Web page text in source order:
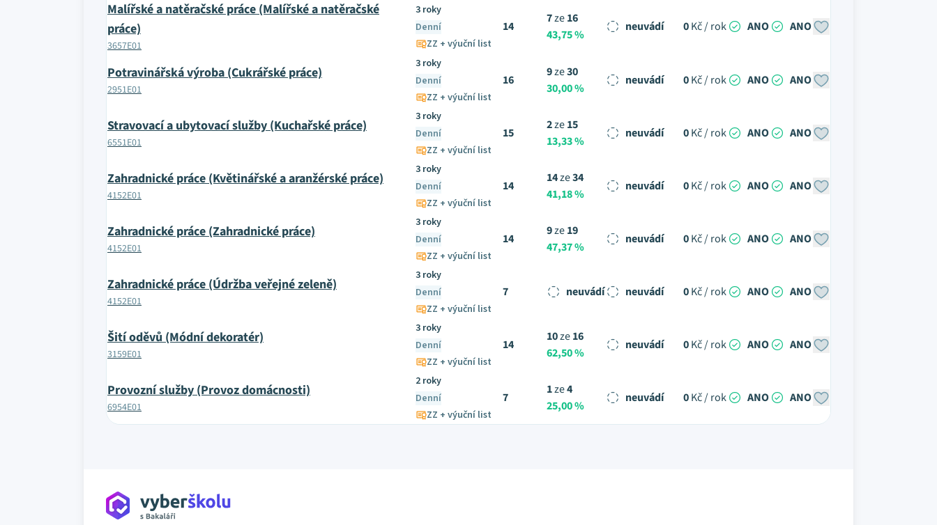
Malířské a natěračské práce (Malířské a natěračské
práce)
3657E01
3 roky
Denní
ZZ + výuční list
14
7ze16
43,75 %
neuvádí 0Kč / rok ANO ANO
Potravinářská výroba (Cukrářské práce)
2951E01
3 roky
Denní
ZZ + výuční list
16
9ze30
30,00 %
neuvádí 0Kč / rok ANO ANO
Stravovací a ubytovací služby (Kuchařské práce)
6551E01
3 roky
Denní
ZZ + výuční list
15
2ze15
13,33 %
neuvádí 0Kč / rok ANO ANO
Zahradnické práce (Květinářské a aranžérské práce)
4152E01
3 roky
Denní
ZZ + výuční list
14
14ze34
41,18 %
neuvádí 0Kč / rok ANO ANO
Zahradnické práce (Zahradnické práce)
4152E01
3 roky
Denní
ZZ + výuční list
14
9ze19
47,37 %
neuvádí 0Kč / rok ANO ANO
Zahradnické práce (Údržba veřejné zeleně)
4152E01
3 roky
Denní
ZZ + výuční list
7 neuvádí neuvádí 0Kč / rok ANO ANO
Šití oděvů (Módní dekoratér)
3159E01
3 roky
Denní
ZZ + výuční list
14
10ze16
62,50 %
neuvádí 0Kč / rok ANO ANO
Provozní služby (Provoz domácnosti)
6954E01
2 roky
Denní
ZZ + výuční list
7
1ze4
25,00 %
neuvádí 0Kč / rok ANO ANO